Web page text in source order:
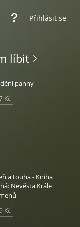
Přihlásit se
líbit
panny
Kč
a touha - Kniha
Nevěsta Krále
Kč